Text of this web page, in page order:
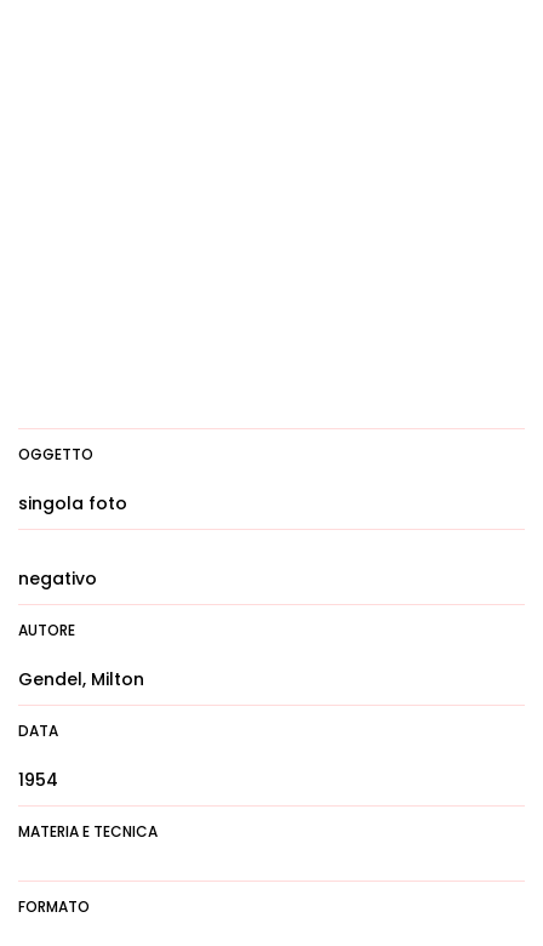
OGGETTO
singola foto
negativo
AUTORE
Gendel, Milton
DATA
1954
MATERIA E TECNICA
FORMATO